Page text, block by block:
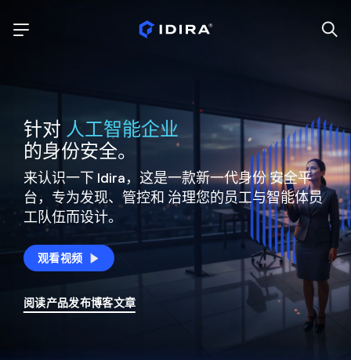
针对 人工智能企业
的身份安全。
来认识一下 Idira，这是一款新一代身份安全平
台，专为发现、管控和 治理您的员工与智能体员
工队伍而设计。
观看视频
阅读产品发布博客文章